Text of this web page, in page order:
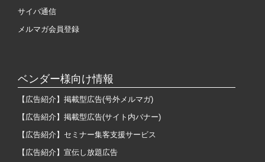
サイバ通信
メルマガ会員登録
ベンダー様向け情報
【広告紹介】掲載型広告(号外メルマガ)
【広告紹介】掲載型広告(サイト内バナー)
【広告紹介】セミナー集客支援サービス
【広告紹介】宣伝し放題広告